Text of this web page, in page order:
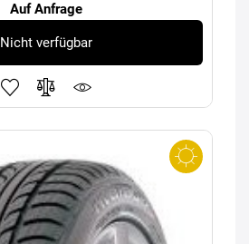
Auf Anfrage
Nicht verfügbar